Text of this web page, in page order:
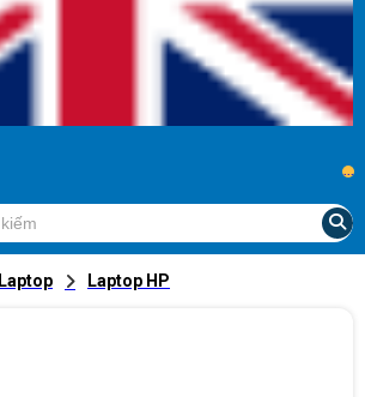
...
Laptop Laptop HP